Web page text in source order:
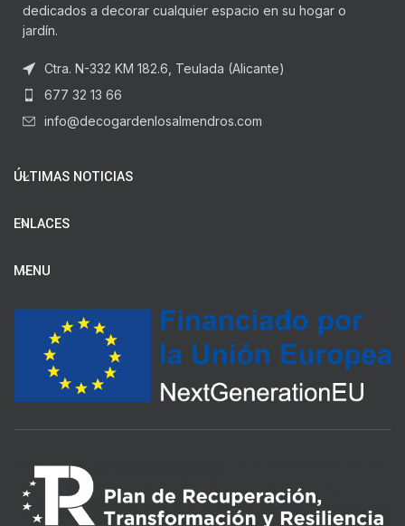
dedicados a decorar cualquier espacio en su hogar o
jardín.
Ctra. N-332 KM 182.6, Teulada (Alicante)
677 32 13 66
info@decogardenlosalmendros.com
ÚLTIMAS NOTICIAS
ENLACES
MENU